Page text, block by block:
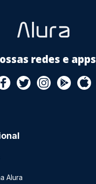
redes e apps
Alura